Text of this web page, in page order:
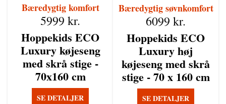
Bæredygtig komfort
Hoppekids ECO
Luxury køjeseng
med skrå stige -
70x160 cm
5999 kr.
SE DETALJER
Bæredygtig søvnkomfort
Hoppekids ECO
Luxury høj
køjeseng med skrå
stige - 70 x 160 cm
6099 kr.
SE DETALJER